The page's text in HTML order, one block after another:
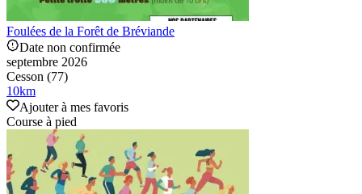
Foulées de la Forêt de Bréviande
Date non confirmée
septembre 2026
Cesson (77)
10km
Ajouter à mes favoris
Course à pied